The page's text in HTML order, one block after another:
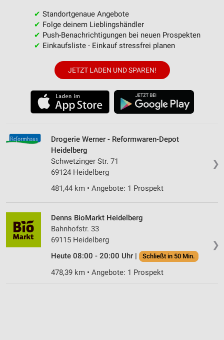
✔ Standortgenaue Angebote
✔ Folge deinem Lieblingshändler
✔ Push-Benachrichtigungen bei neuen Prospekten
✔ Einkaufsliste - Einkauf stressfrei planen
JETZT LADEN UND SPAREN!
❯
Drogerie Werner - Reformwaren-Depot
Heidelberg
Schwetzinger Str. 71
69124 Heidelberg
481,44 km • Angebote: 1 Prospekt
❯
Denns BioMarkt Heidelberg
Bahnhofstr. 33
69115 Heidelberg
Heute 08:00 - 20:00 Uhr |
Schließt in 50 Min.
478,39 km • Angebote: 1 Prospekt